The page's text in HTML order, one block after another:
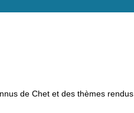
de Chet et des thèmes rendus